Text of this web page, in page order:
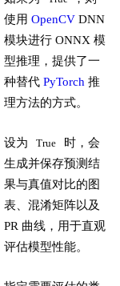
使用 OpenCV DNN
模块进行 ONNX 模
型推理，提供了一
种替代 PyTorch 推
理方法的方式。
设为 True
时，会
生成并保存预测结
果与真值对比的图
表、混淆矩阵以及
PR 曲线，用于直观
评估模型性能。